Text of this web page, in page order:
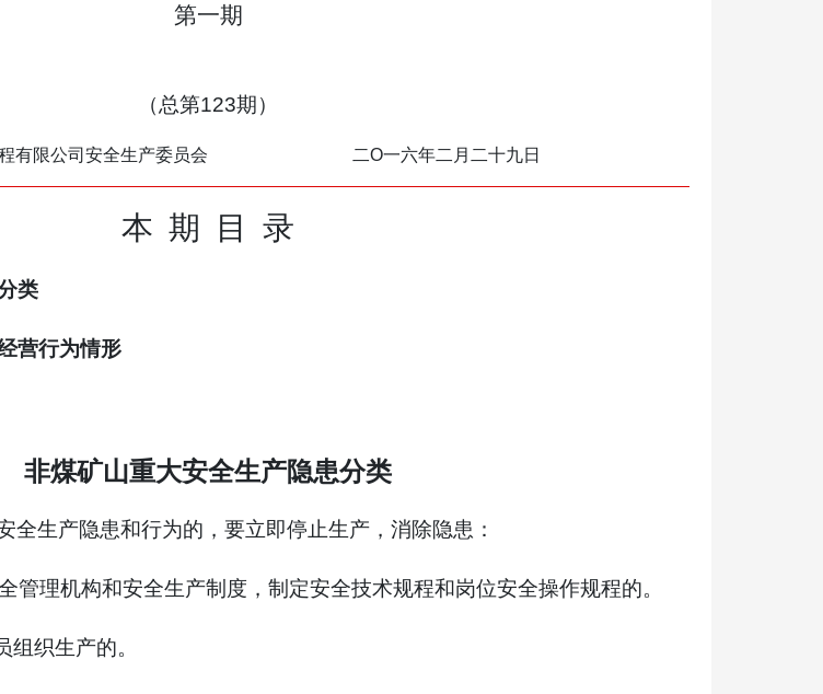
第一期
（总第123期）
有限公司安全生产委员会 二O一六年二月二十九日
本 期 目 录
类
营行为情形
非煤矿山重大安全生产隐患分类
全生产隐患和行为的，要立即停止生产，消除隐患：
管理机构和安全生产制度，制定安全技术规程和岗位安全操作规程的。
织生产的。